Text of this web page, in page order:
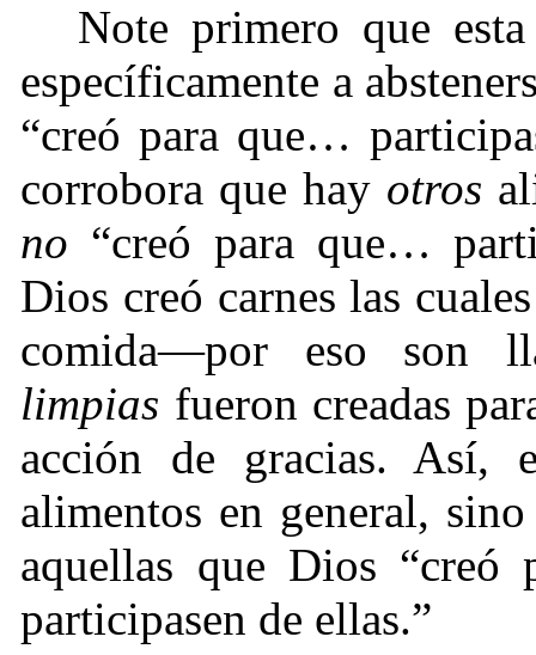
Note primero que
específicamente a
“creó para que…
corrobora que hay otros
no “creó para que…
Dios creó carnes las
comida—por eso son
limpias fueron creadas
acción de gracias. Así,
alimentos en general,
aquellas que Dios “creó
participasen de ellas.”